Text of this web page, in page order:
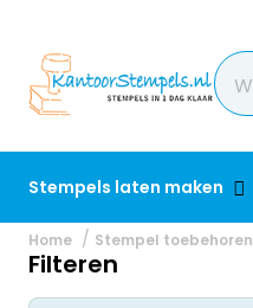
Stempels laten maken
Home Stempel toebehoren
Filteren